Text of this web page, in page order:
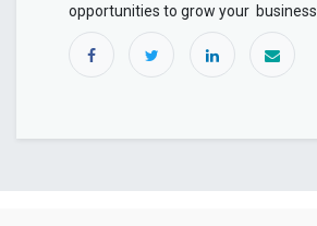
opportunities to grow your business.